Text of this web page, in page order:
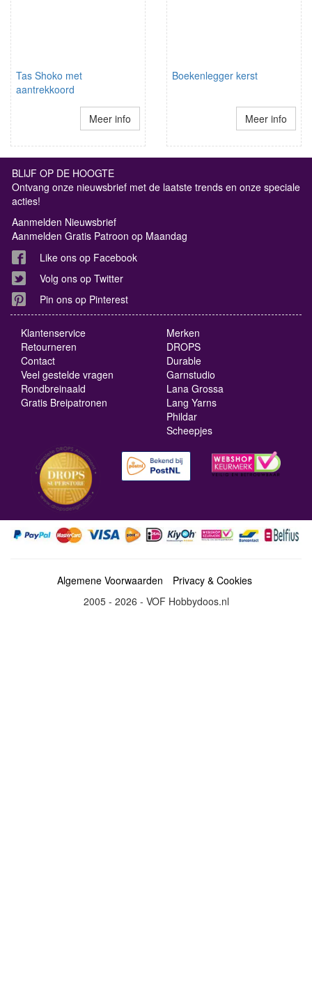
Tas Shoko met
aantrekkoord
Meer info
Boekenlegger kerst
Meer info
BLIJF OP DE HOOGTE
Ontvang onze nieuwsbrief met de laatste trends en onze speciale
acties!
Aanmelden Nieuwsbrief
Aanmelden Gratis Patroon op Maandag
Like ons op Facebook
Volg ons op Twitter
Pin ons op Pinterest
Klantenservice
Retourneren
Contact
Veel gestelde vragen
Rondbreinaald
Gratis Breipatronen
Merken
DROPS
Durable
Garnstudio
Lana Grossa
Lang Yarns
Phildar
Scheepjes
Algemene Voorwaarden
Privacy & Cookies
2005 - 2026 - VOF Hobbydoos.nl